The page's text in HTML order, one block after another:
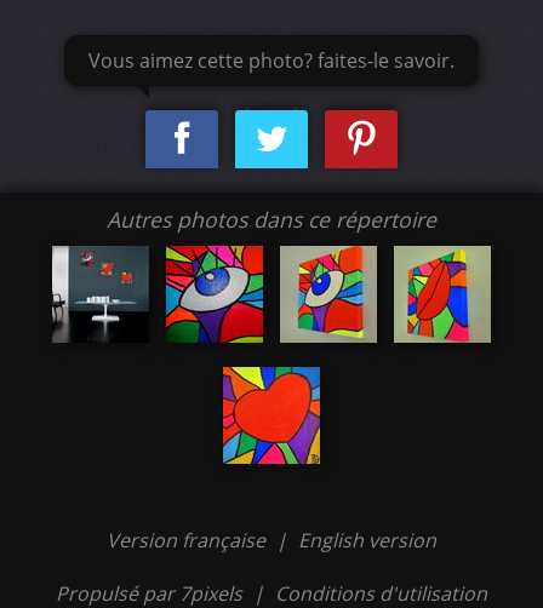
Vous aimez cette photo? faites-le savoir.
Autres photos dans ce répertoire
Version française | English version
Propulsé par 7pixels | Conditions d'utilisation